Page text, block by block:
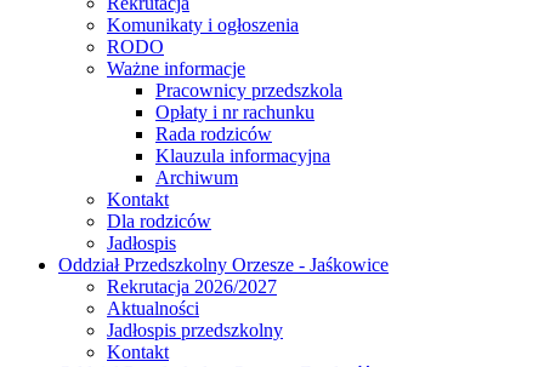
Komunikaty i ogłoszenia
RODO
Ważne informacje
Pracownicy przedszkola
Opłaty i nr rachunku
Rada rodziców
Klauzula informacyjna
Archiwum
Kontakt
Dla rodziców
Jadłospis
Oddział Przedszkolny Orzesze - Jaśkowice
Rekrutacja 2026/2027
Aktualności
Jadłospis przedszkolny
Kontakt